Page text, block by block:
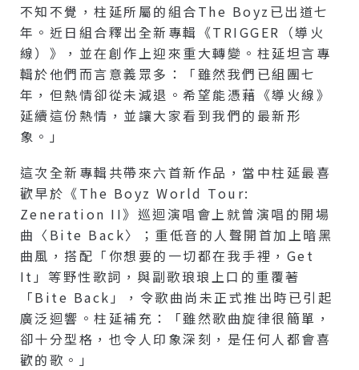
不知不覺，柱延所屬的組合The Boyz已出道七
年。近日組合釋出全新專輯《TRIGGER（導火
線）》，並在創作上迎來重大轉變。柱延坦言專
輯於他們而言意義眾多：「雖然我們已組團七
年，但熱情卻從未減退。希望能憑藉《導火線》
延續這份熱情，並讓大家看到我們的最新形
象。」
這次全新專輯共帶來六首新作品，當中柱延最喜
歡早於《The Boyz World Tour:
Zeneration II》巡迴演唱會上就曾演唱的開場
曲〈Bite Back〉；重低音的人聲開首加上暗黑
曲風，搭配「你想要的一切都在我手裡，Get
It」等野性歌詞，與副歌琅琅上口的重覆著
「Bite Back」，令歌曲尚未正式推出時已引起
廣泛迴響。柱延補充：「雖然歌曲旋律很簡單，
卻十分型格，也令人印象深刻，是任何人都會喜
歡的歌。」